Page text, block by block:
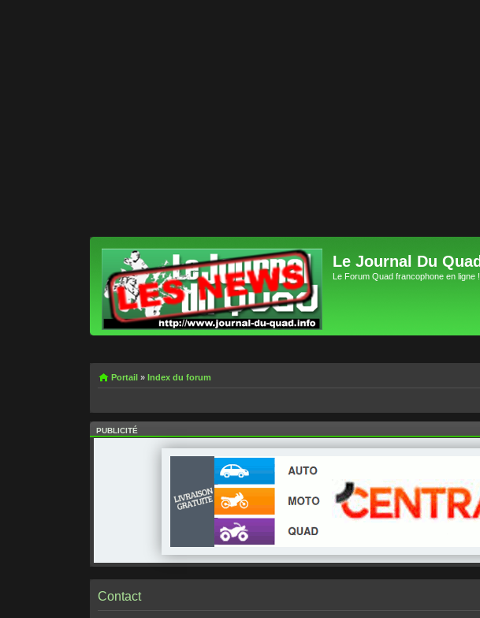
Le Journal Du Quad
Le Forum Quad francophone en ligne !
Portail »Index du forum
PUBLICITÉ
Contact